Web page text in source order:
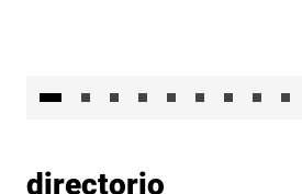
directorio